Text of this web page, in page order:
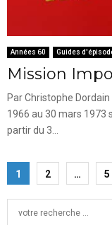
Années 60 Guides
Mission
Par Christophe
1966 au 30 mars 1973
partir du 3...
Pagination
des
1 2 … 5